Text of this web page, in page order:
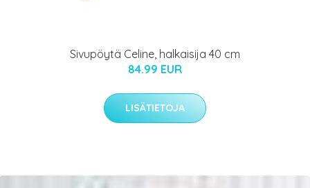
Sivupöytä Celine, halkaisija 40 cm
84.99 EUR
LISÄTIETOJA